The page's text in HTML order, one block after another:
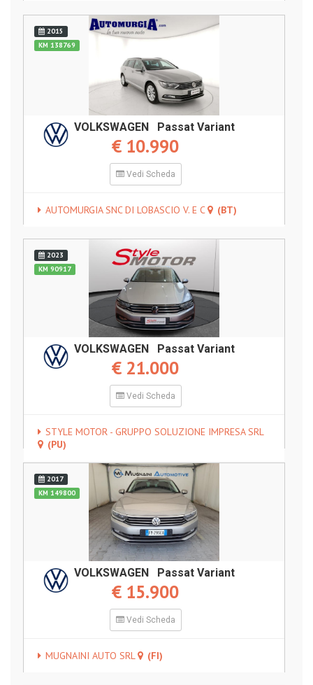
2015
KM 138769
VOLKSWAGEN Passat Variant
€ 10.990
Vedi Scheda
AUTOMURGIA SNC DI LOBASCIO V. E C (BT)
2023
KM 90917
VOLKSWAGEN Passat Variant
€ 21.000
Vedi Scheda
STYLE MOTOR - GRUPPO SOLUZIONE IMPRESA SRL
(PU)
2017
KM 149800
VOLKSWAGEN Passat Variant
€ 15.900
Vedi Scheda
MUGNAINI AUTO SRL (FI)